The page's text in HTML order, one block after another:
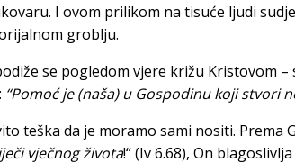
I ovom prilikom na tisuće ljudi
groblju.
se pogledom vjere križu Kristovom
“Pomoć je (naša) u Gospodinu koji stvori
teška da je moramo sami nositi. Prema
vječnog života!“ (Iv 6.68), On